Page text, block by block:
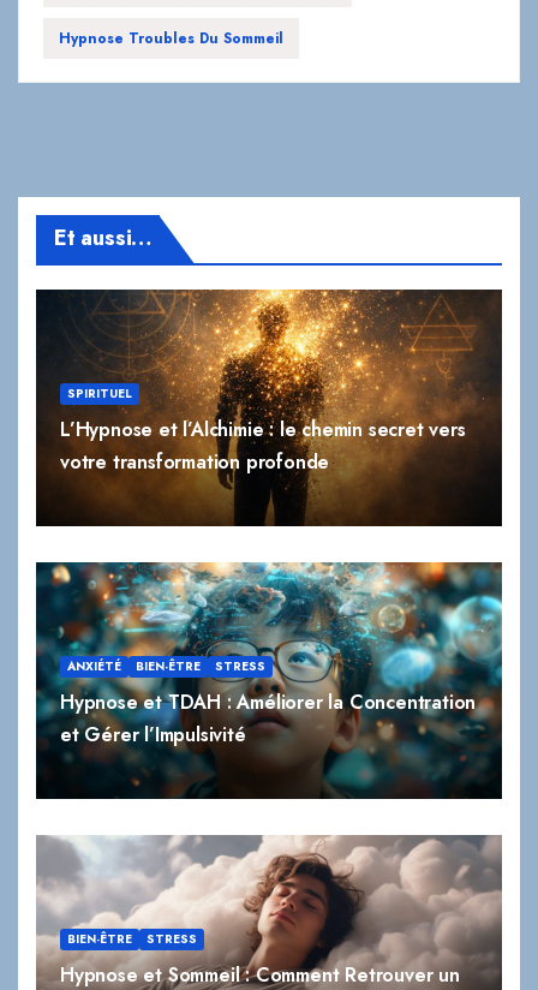
Hypnose Troubles Du Sommeil
Et aussi…
SPIRITUEL
L’Hypnose et l’Alchimie : le chemin secret vers
votre transformation profonde
ANXIÉTÉ BIEN-ÊTRE STRESS
Hypnose et TDAH : Améliorer la Concentration
et Gérer l’Impulsivité
BIEN-ÊTRE STRESS
Hypnose et Sommeil : Comment Retrouver un